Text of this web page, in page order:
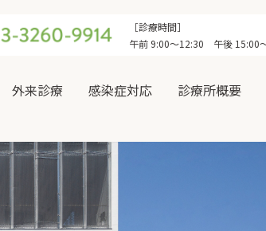
［診療時間］
午前 9:00～12:30 午後 15:00
外来診療 感染症対応 診療所概要